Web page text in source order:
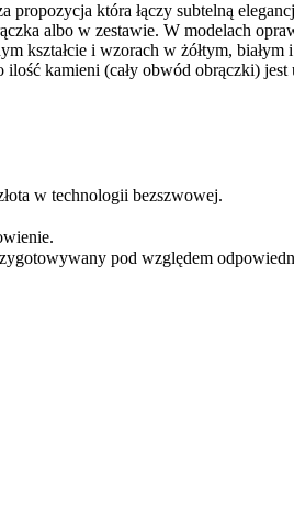
która łączy subtelną
albo w zestawie. W modelach
kształcie i wzorach w żółtym, białym
ilość kamieni (cały obwód obrączki)
w technologii bezszwowej.
pod względem